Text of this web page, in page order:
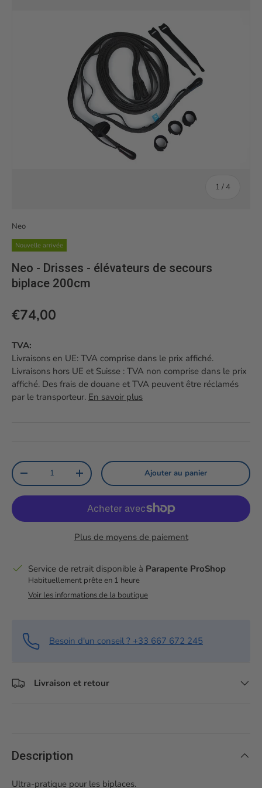
1 /de
4
Neo
Nouvelle arrivée
Neo - Drisses - élévateurs de secours
biplace 200cm
Prix habituel
€74,00
TVA:
Livraisons en UE: TVA comprise dans le prix affiché.
Livraisons hors UE et Suisse : TVA non comprise dans le prix
affiché. Des frais de douane et TVA peuvent être réclamés
par le transporteur. En savoir plus
Qté
Diminuer la quantitéAugmenter la quantitéAjouter au panier
Plus de moyens de paiement
Service de retrait disponible à Parapente ProShop
Habituellement prête en 1 heure
Voir les informations de la boutique
Besoin d'un conseil ? +33 667 672 245
Livraison et retour
Description
Ultra-pratique pour les biplaces.